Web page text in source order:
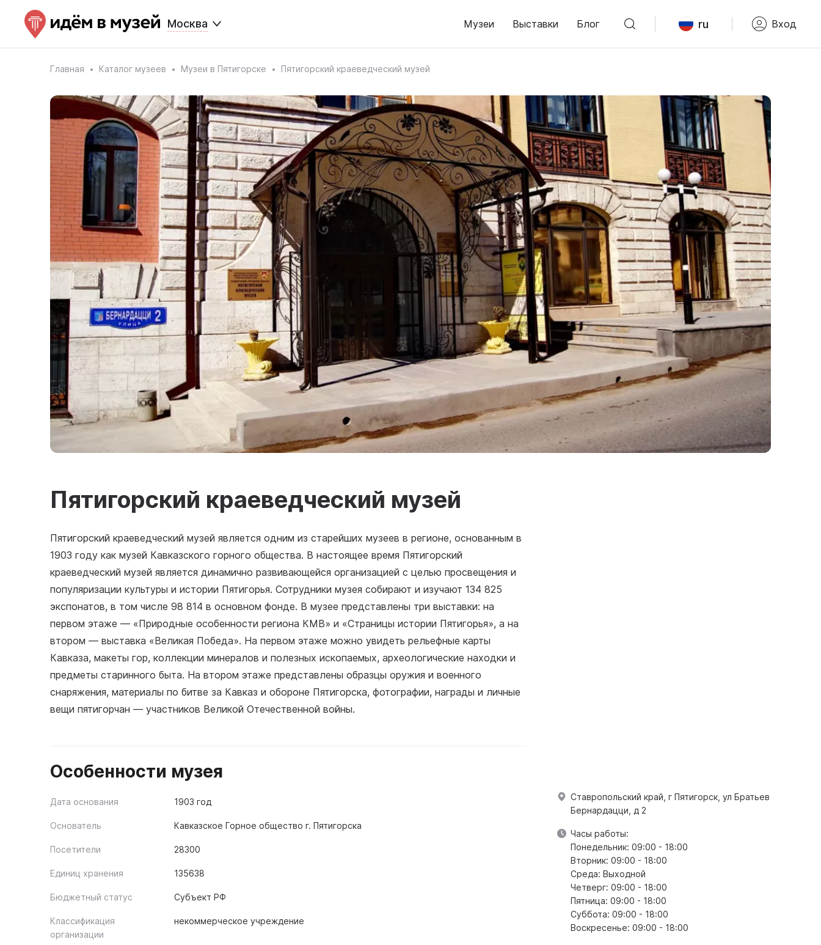
Москва Музеи Выставки Блог ru Вход
Главная Каталог музеев Музеи в Пятигорске Пятигорский краеведческий музей
Пятигорский краеведческий музей
Пятигорский краеведческий музей является одним из старейших музеев в регионе, основанным в
1903 году как музей Кавказского горного общества. В настоящее время Пятигорский
краеведческий музей является динамично развивающейся организацией с целью просвещения и
популяризации культуры и истории Пятигорья. Сотрудники музея собирают и изучают 134 825
экспонатов, в том числе 98 814 в основном фонде. В музее представлены три выставки: на
первом этаже — «Природные особенности региона КМВ» и «Страницы истории Пятигорья», а на
втором — выставка «Великая Победа». На первом этаже можно увидеть рельефные карты
Кавказа, макеты гор, коллекции минералов и полезных ископаемых, археологические находки и
предметы старинного быта. На втором этаже представлены образцы оружия и военного
снаряжения, материалы по битве за Кавказ и обороне Пятигорска, фотографии, награды и личные
вещи пятигорчан — участников Великой Отечественной войны.
Особенности музея
Дата основания 1903 год
Основатель Кавказское Горное общество г. Пятигорска
Посетители 28300
Единиц хранения 135638
Бюджетный статус Субъект РФ
Классификация
организации
некоммерческое учреждение
Ставропольский край, г Пятигорск, ул Братьев
Бернардацци, д 2
Часы работы:
Понедельник: 09:00 - 18:00
Вторник: 09:00 - 18:00
Среда: Выходной
Четверг: 09:00 - 18:00
Пятница: 09:00 - 18:00
Суббота: 09:00 - 18:00
Воскресенье: 09:00 - 18:00